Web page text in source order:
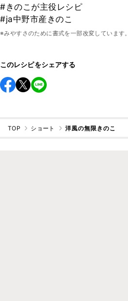
#きのこが主役レシピ
#ja中野市産きのこ
※みやすさのために書式を一部改変しています。
このレシピをシェアする
TOP ショート 洋風の無限きのこ